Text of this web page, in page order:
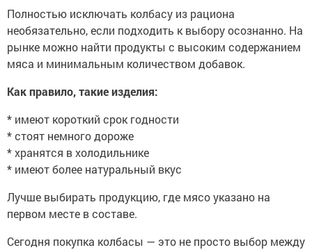
Полностью исключать колбасу из рациона
необязательно, если подходить к выбору осознанно. На
рынке можно найти продукты с высоким содержанием
мяса и минимальным количеством добавок.
Как правило, такие изделия:
* имеют короткий срок годности
* стоят немного дороже
* хранятся в холодильнике
* имеют более натуральный вкус
Лучше выбирать продукцию, где мясо указано на
первом месте в составе.
Сегодня покупка колбасы — это не просто выбор между